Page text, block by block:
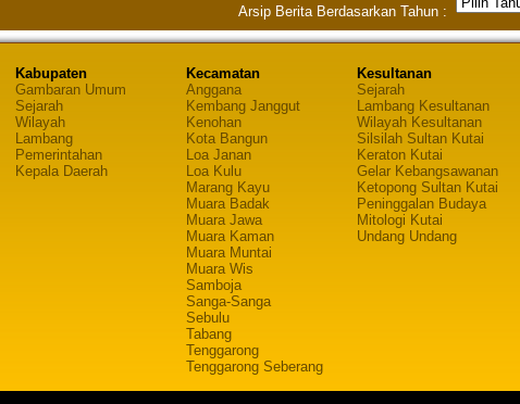
Arsip Berita Berdasarkan Tahun :
Kabupaten
Gambaran Umum
Sejarah
Wilayah
Lambang
Pemerintahan
Kepala Daerah
Kecamatan
Anggana
Kembang Janggut
Kenohan
Kota Bangun
Loa Janan
Loa Kulu
Marang Kayu
Muara Badak
Muara Jawa
Muara Kaman
Muara Muntai
Muara Wis
Samboja
Sanga-Sanga
Sebulu
Tabang
Tenggarong
Tenggarong Seberang
Kesultanan
Sejarah
Lambang Kesultanan
Wilayah Kesultanan
Silsilah Sultan Kutai
Keraton Kutai
Gelar Kebangsawanan
Ketopong Sultan Kutai
Peninggalan Budaya
Mitologi Kutai
Undang Undang